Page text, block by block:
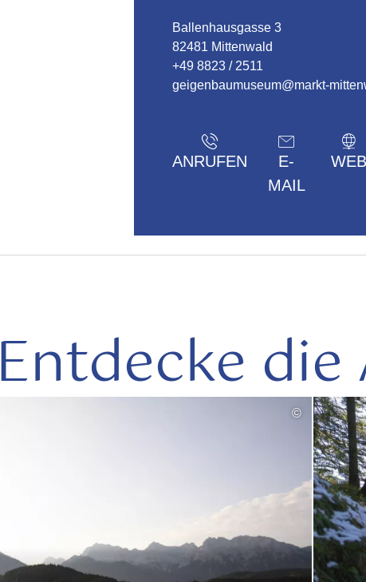
Ballenhausgasse 3
82481 Mittenwald
+49 8823 / 2511
geigenbaumuseum@markt-
ANRUFEN
E-
MAIL
WEB
Entdecke
©